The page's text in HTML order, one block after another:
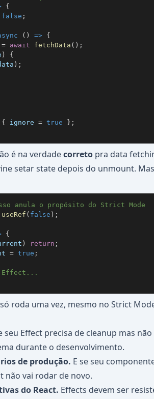
{
false ;
( ) => {
= await fetchData ( ) ;
)
{
) ;
{ ignore = true } ;
é na verdadecorreto pra data
setar state depois do unmount.
anula o propósito do Strict Mode
useRef ( false ) ;
{
) return ;
= true ;
roda uma vez, mesmo no Strict
seu Effect precisa de cleanup mas
durante o desenvolvimento.
de produção. E se seu
não vai rodar de novo.
do React. Effects devem ser